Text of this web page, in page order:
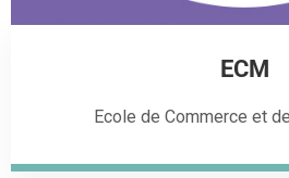
ECM
Ecole de Commerce et